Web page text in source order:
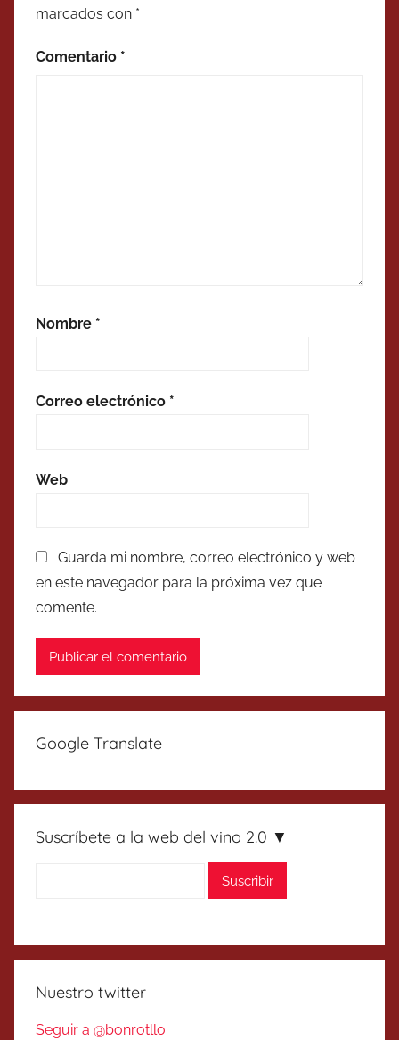
marcados con *
Comentario *
Nombre *
Correo electrónico *
Web
Guarda mi nombre, correo electrónico y web
en este navegador para la próxima vez que
comente.
Google Translate
Suscríbete a la web del vino 2.0 ▼
Nuestro twitter
Seguir a @bonrotllo